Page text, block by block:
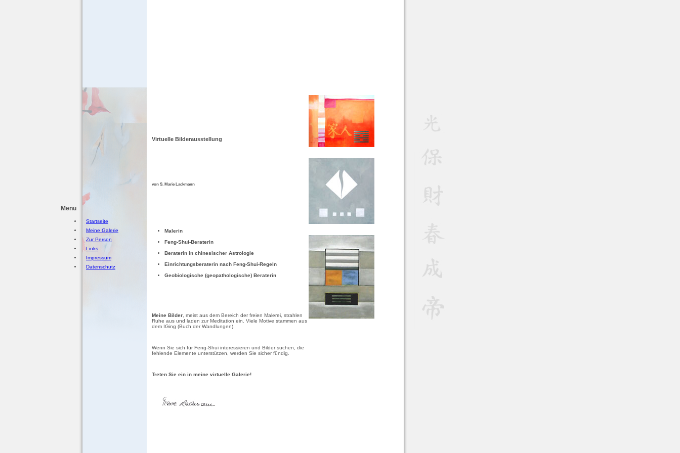
Menu
Startseite
Meine Galerie
Zur Person
Links
Impressum
Datenschutz
Virtuelle Bilderausstellung
von S. Marie Lackmann
Malerin
Feng-Shui-Beraterin
Beraterin in chinesischer Astrologie
Einrichtungsberaterin nach Feng-Shui-Regeln
Geobiologische (geopathologische) Beraterin
Meine Bilder , meist aus dem Bereich der freien Malerei, strahlen
Ruhe aus und laden zur Meditation ein. Viele Motive stammen aus
dem IGing (Buch der Wandlungen).
Wenn Sie sich für Feng-Shui interessieren und Bilder suchen, die
fehlende Elemente unterstützen, werden Sie sicher fündig.
Treten Sie ein in meine virtuelle Galerie!